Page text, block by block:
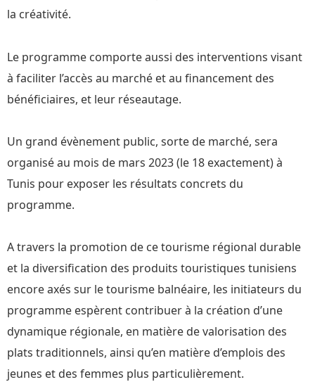
la créativité.
Le programme comporte aussi des interventions visant
à faciliter l’accès au marché et au financement des
bénéficiaires, et leur réseautage.
Un grand évènement public, sorte de marché, sera
organisé au mois de mars 2023 (le 18 exactement) à
Tunis pour exposer les résultats concrets du
programme.
A travers la promotion de ce tourisme régional durable
et la diversification des produits touristiques tunisiens
encore axés sur le tourisme balnéaire, les initiateurs du
programme espèrent contribuer à la création d’une
dynamique régionale, en matière de valorisation des
plats traditionnels, ainsi qu’en matière d’emplois des
jeunes et des femmes plus particulièrement.